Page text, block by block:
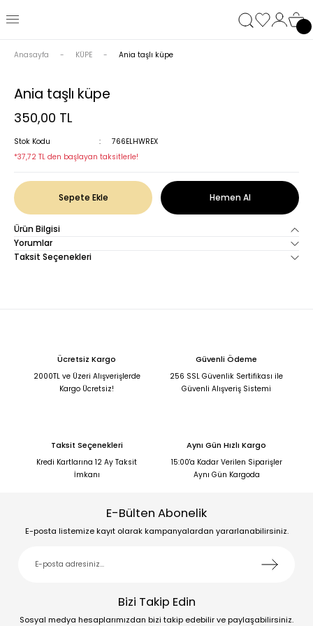
Anasayfa KÜPE Ania taşlı küpe
Ania taşlı küpe
350,00 TL
Stok Kodu
766ELHWREX
*37,72 TL den başlayan taksitlerle!
Sepete Ekle Hemen Al
Ürün Bilgisi
Yorumlar
Taksit Seçenekleri
Ücretsiz Kargo
2000TL ve Üzeri Alışverişlerde
Kargo Ücretsiz!
Güvenli Ödeme
256 SSL Güvenlik Sertifikası ile
Güvenli Alışveriş Sistemi
Taksit Seçenekleri
Kredi Kartlarına 12 Ay Taksit
İmkanı
Aynı Gün Hızlı Kargo
15:00'a Kadar Verilen Siparişler
Aynı Gün Kargoda
E-Bülten Abonelik
E-posta listemize kayıt olarak kampanyalardan yararlanabilirsiniz.
Bizi Takip Edin
Sosyal medya hesaplarımızdan bizi takip edebilir ve paylaşabilirsiniz.